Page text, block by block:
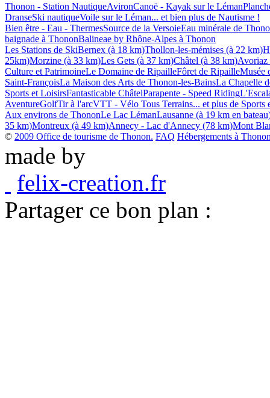
Thonon - Station NautiqueAvironCanoë - Kayak sur le Léman
DranseSki nautiqueVoile sur le Léman... et bien plus de Nautisme !
Bien être - Eau - ThermesSource de la VersoieEau minérale de
baignade à ThononBalineae by Rhône-Alpes à Thonon
Les Stations de SkiBernex (à 18 km)Thollon-les-mémises (à 22 km)
25km)Morzine (à 33 km)Les Gets (à 37 km)Châtel (à 38 km)Avoriaz
Culture et PatrimoineLe Domaine de RipailleFôret de RipailleMusée
Saint-FrançoisLa Maison des Arts de Thonon-les-BainsLa Chapelle
Sports et LoisirsFantasticable ChâtelParapente - Speed Riding
AventureGolfTir à l'arcVTT - Vélo Tous Terrains... et plus de Sports
Aux environs de ThononLe Lac LémanLausanne (à 19 km en
35 km)Montreux (à 49 km)Annecy - Lac d'Annecy (78 km)Mont
© 2009 Office de tourisme de Thonon. FAQ Hébergements à
made by
felix-creation.fr
Partager ce bon plan :